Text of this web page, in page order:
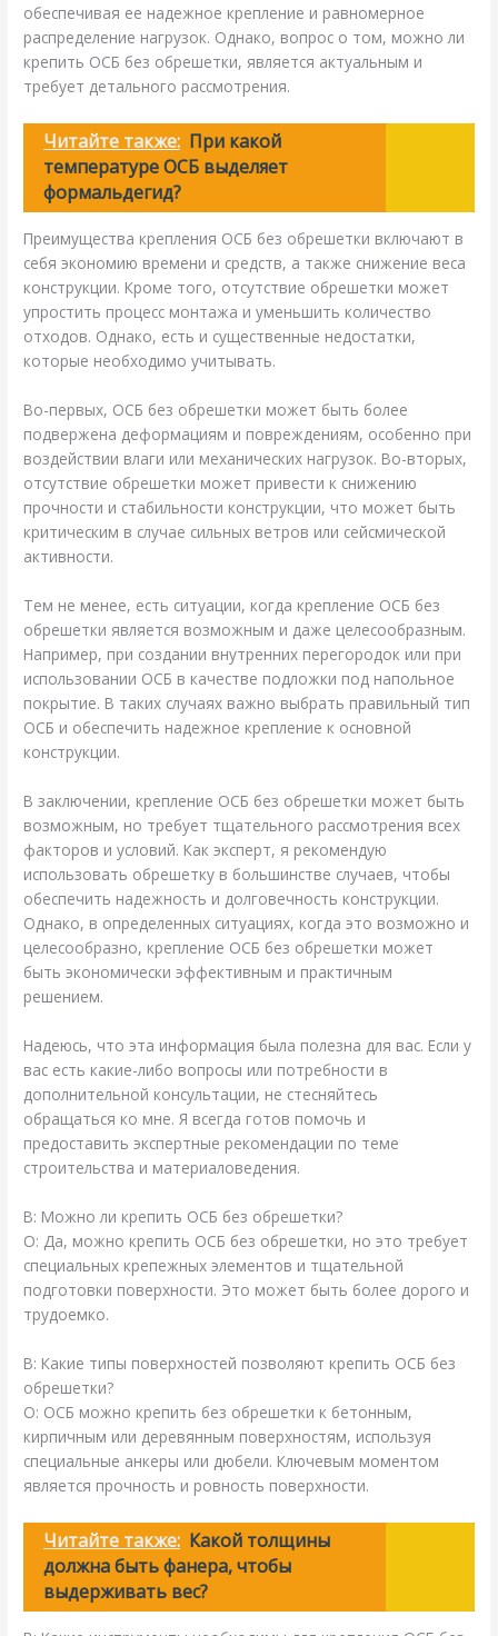
обеспечивая ее надежное крепление и равномерное
распределение нагрузок. Однако, вопрос о том, можно ли
крепить ОСБ без обрешетки, является актуальным и
требует детального рассмотрения.
Читайте также: При какой
температуре ОСБ выделяет
формальдегид?
Преимущества крепления ОСБ без обрешетки включают в
себя экономию времени и средств, а также снижение веса
конструкции. Кроме того, отсутствие обрешетки может
упростить процесс монтажа и уменьшить количество
отходов. Однако, есть и существенные недостатки,
которые необходимо учитывать.
Во-первых, ОСБ без обрешетки может быть более
подвержена деформациям и повреждениям, особенно при
воздействии влаги или механических нагрузок. Во-вторых,
отсутствие обрешетки может привести к снижению
прочности и стабильности конструкции, что может быть
критическим в случае сильных ветров или сейсмической
активности.
Тем не менее, есть ситуации, когда крепление ОСБ без
обрешетки является возможным и даже целесообразным.
Например, при создании внутренних перегородок или при
использовании ОСБ в качестве подложки под напольное
покрытие. В таких случаях важно выбрать правильный тип
ОСБ и обеспечить надежное крепление к основной
конструкции.
В заключении, крепление ОСБ без обрешетки может быть
возможным, но требует тщательного рассмотрения всех
факторов и условий. Как эксперт, я рекомендую
использовать обрешетку в большинстве случаев, чтобы
обеспечить надежность и долговечность конструкции.
Однако, в определенных ситуациях, когда это возможно и
целесообразно, крепление ОСБ без обрешетки может
быть экономически эффективным и практичным
решением.
Надеюсь, что эта информация была полезна для вас. Если у
вас есть какие-либо вопросы или потребности в
дополнительной консультации, не стесняйтесь
обращаться ко мне. Я всегда готов помочь и
предоставить экспертные рекомендации по теме
строительства и материаловедения.
В: Можно ли крепить ОСБ без обрешетки?
О: Да, можно крепить ОСБ без обрешетки, но это требует
специальных крепежных элементов и тщательной
подготовки поверхности. Это может быть более дорого и
трудоемко.
В: Какие типы поверхностей позволяют крепить ОСБ без
обрешетки?
О: ОСБ можно крепить без обрешетки к бетонным,
кирпичным или деревянным поверхностям, используя
специальные анкеры или дюбели. Ключевым моментом
является прочность и ровность поверхности.
Читайте также: Какой толщины
должна быть фанера, чтобы
выдерживать вес?